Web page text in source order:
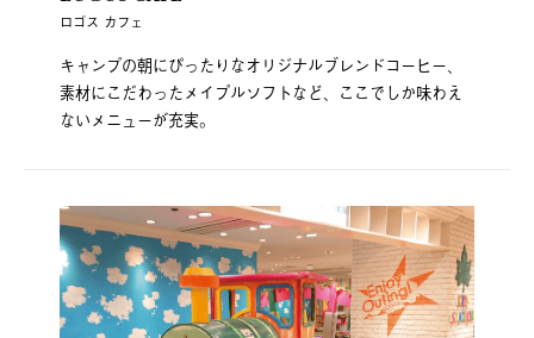
ロゴス カフェ
キャンプの朝にぴったりなオリジナルブレンドコーヒー、
素材にこだわったメイプルソフトなど、ここでしか味わえ
ないメニューが充実。